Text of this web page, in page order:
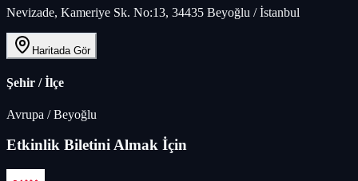
Nevizade, Kameriye Sk. No:13, 34435 Beyoğlu / İstanbul
Haritada Gör
Şehir / İlçe
Avrupa /Beyoğlu
Etkinlik Biletini Almak İçin